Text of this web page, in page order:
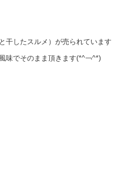
干したスルメ）が売られています
味でそのまま頂きます(*^￢^*)